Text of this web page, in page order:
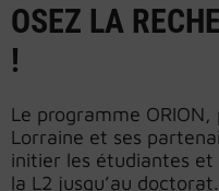
OSEZ LA
!
Le programme
Lorraine et ses
initier les étudiantes
la L2 jusqu’au doctorat.